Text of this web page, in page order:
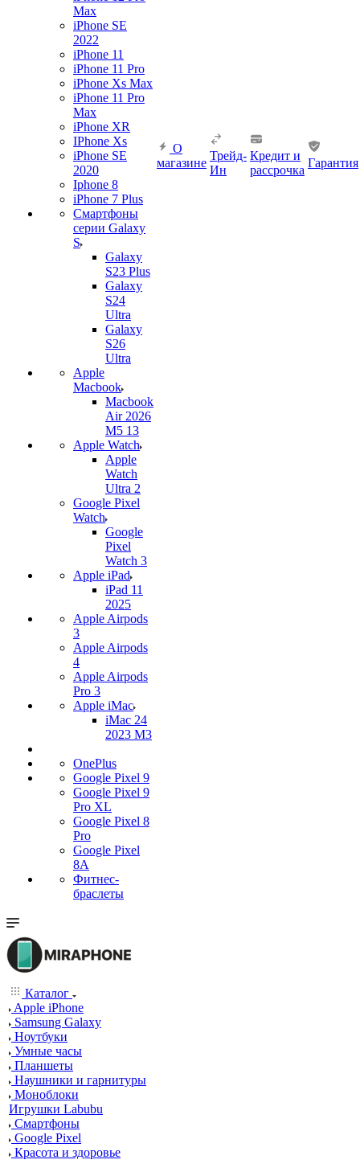
Max
iPhone SE
2022
iPhone 11
iPhone 11 Pro
iPhone Xs Max
iPhone 11 Pro
Max
iPhone XR
IPhone Xs
iPhone SE
2020
Iphone 8
iPhone 7 Plus
Смартфоны
серии Galaxy
S
Galaxy
S23 Plus
Galaxy
S24
Ultra
Galaxy
S26
Ultra
Apple
Macbook
Macbook
Air 2026
M5 13
Apple Watch
Apple
Watch
Ultra 2
Google Pixel
Watch
Google
Pixel
Watch 3
Apple iPad
iPad 11
2025
Apple Airpods
3
Apple Airpods
4
Apple Airpods
Pro 3
Apple iMac
iMac 24
2023 M3
OnePlus
Google Pixel 9
Google Pixel 9
Pro XL
Google Pixel 8
Pro
Google Pixel
8A
Фитнес-
браслеты
О
магазине
Трейд-
Ин
Кредит и
рассрочка
Гарантия
Каталог
Apple iPhone
Samsung Galaxy
Ноутбуки
Умные часы
Планшеты
Наушники и гарнитуры
Моноблоки
Игрушки Labubu
Смартфоны
Google Pixel
Красота и здоровье